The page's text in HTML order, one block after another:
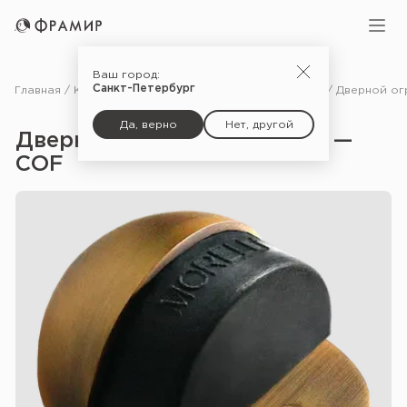
Ваш город:
Санкт-Петербург
Да, верно Нет, другой
Главная Каталог Фурнитура
Дверной ограничитель DS1 —
CОF